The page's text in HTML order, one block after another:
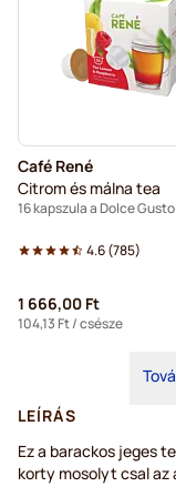
Café René
Citrom és málna tea
4.6(785)
1 666,00 Ft
104,13 Ft/ csésze
LEÍRÁS
Ez a barackos jeges
korty mosolyt csal az